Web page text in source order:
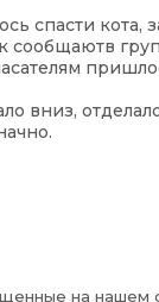
спасти кота,
сообщаютв
вниз,
на нашем